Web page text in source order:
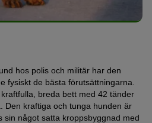
hos polis och militär har den
fysiskt de bästa förutsättningarna.
breda bett med 42 tänder
Den kraftiga och tunga hunden är
sin något satta kroppsbyggnad med